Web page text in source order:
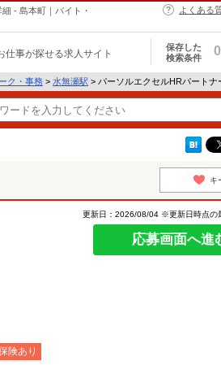
- 島本町｜バイト・
よくある
仕事が探せる求人サイト
保存した
検索条件
0
ク・事務 > 水無瀬駅 > パーソルエクセルHRパート
キ
更新日：2026/08/04 ※更新日時点の
応募画面へ進
険あり